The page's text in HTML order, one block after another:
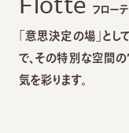
フローテ
「意思決定の場」と
で、その特別な空間
気を彩ります。